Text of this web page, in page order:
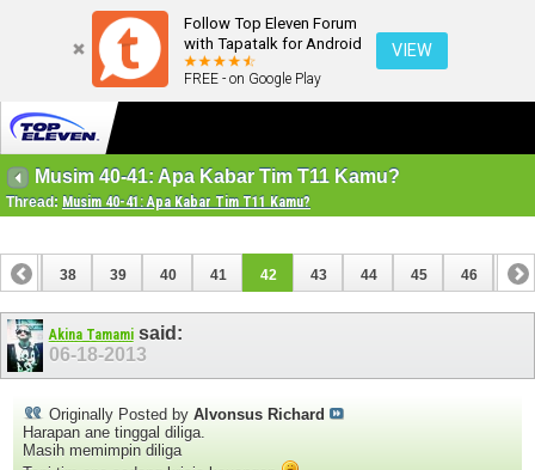
Follow Top Eleven Forum
with Tapatalk for Android
FREE - on Google Play
VIEW
Musim 40-41: Apa Kabar Tim T11 Kamu?
Thread: Musim 40-41: Apa Kabar Tim T11 Kamu?
37 38 39 40 41 42 43 44 45 46 47
Akina Tamamisaid:
06-18-2013
Originally Posted by Alvonsus Richard
Harapan ane tinggal diliga.
Masih memimpin diliga